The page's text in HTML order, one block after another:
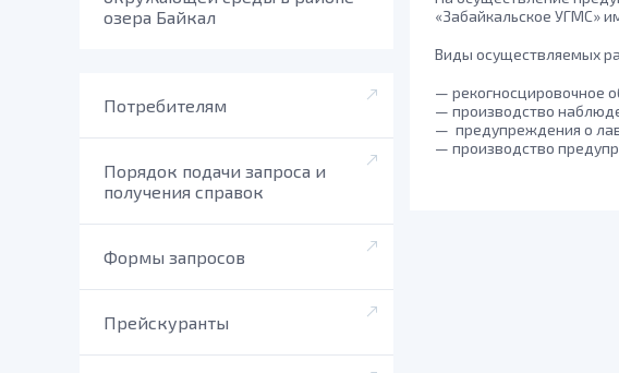
озера Байкал
Потребителям
Порядок подачи запроса и
получения справок
Формы запросов
Прейскуранты
«Забайкальское УГМС»
Виды осуществляемых
— рекогносцировочное
— производство
— предупреждения о
— производство